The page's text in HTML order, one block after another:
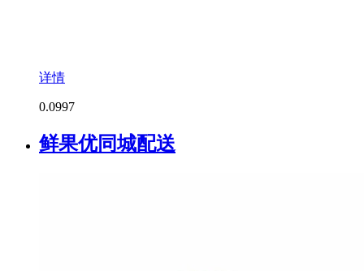
详情
0.0997
鲜果优同城配送